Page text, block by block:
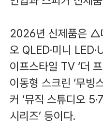
2026년 신제품은 △
오 QLED·미니
이프스타일 TV ‘더
이동형 스크린 ‘무빙
커 ‘뮤직 스튜디오
시리즈’ 등이다.